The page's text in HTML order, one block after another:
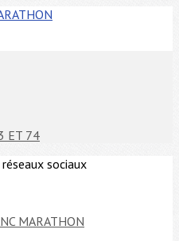
ET 74
sociaux